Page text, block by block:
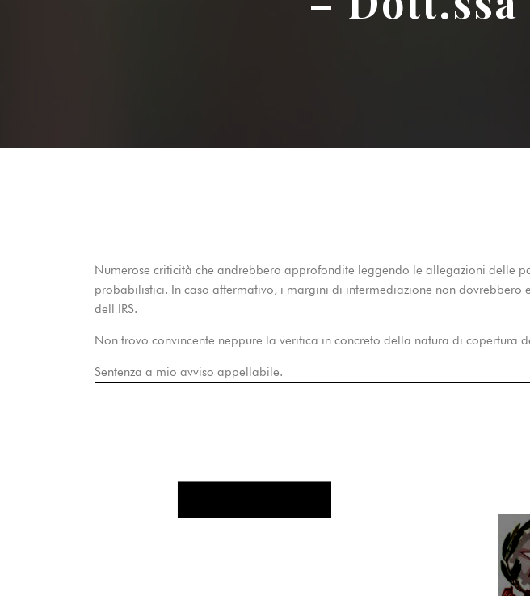
Numerose criticità che andrebbero approfondite leggendo le allegazioni delle
probabilistici. In caso affermativo, i margini di intermediazione non
dell IRS.
Non trovo convincente neppure la verifica in concreto della natura di copertura
Sentenza a mio avviso appellabile.